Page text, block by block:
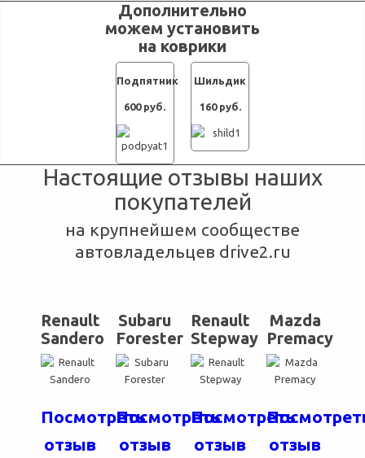
Дополнительно
можем установить
на коврики
Подпятник
600 руб.
Шильдик
160 руб.
Настоящие отзывы наших
покупателей
на крупнейшем сообществе
автовладельцев drive2.ru
Renault
Sandero
Посмотреть
отзыв
Subaru
Forester
Посмотреть
отзыв
Renault
Stepway
Посмотреть
отзыв
Mazda
Premacy
отзыв